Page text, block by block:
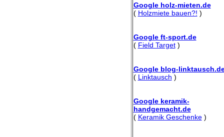
Google holz-mieten.de
( Holzmiete bauen?! )
Google ft-sport.de
( Field Target)
Google blog-
( Linktausch )
Google keramik-
handgemacht.de
( Keramik Geschenke)